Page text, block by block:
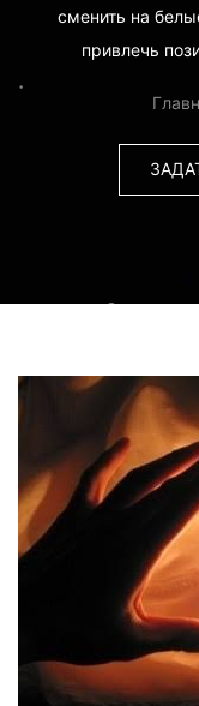
сменить на
привлечь